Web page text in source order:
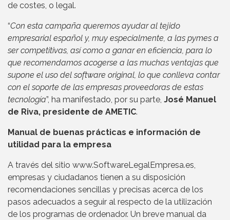
de costes, o legal.
“Con esta campaña queremos ayudar al tejido
empresarial español y, muy especialmente, a las pymes a
ser competitivas, así como a ganar en eficiencia, para lo
que recomendamos acogerse a las muchas ventajas que
supone el uso del software original, lo que conlleva contar
con el soporte de las empresas proveedoras de estas
tecnología”, ha manifestado, por su parte, José Manuel
de Riva, presidente de AMETIC.
Manual de buenas prácticas e información de
utilidad para la empresa
A través del sitio www.SoftwareLegalEmpresa.es,
empresas y ciudadanos tienen a su disposición
recomendaciones sencillas y precisas acerca de los
pasos adecuados a seguir al respecto de la utilización
de los programas de ordenador. Un breve manual da